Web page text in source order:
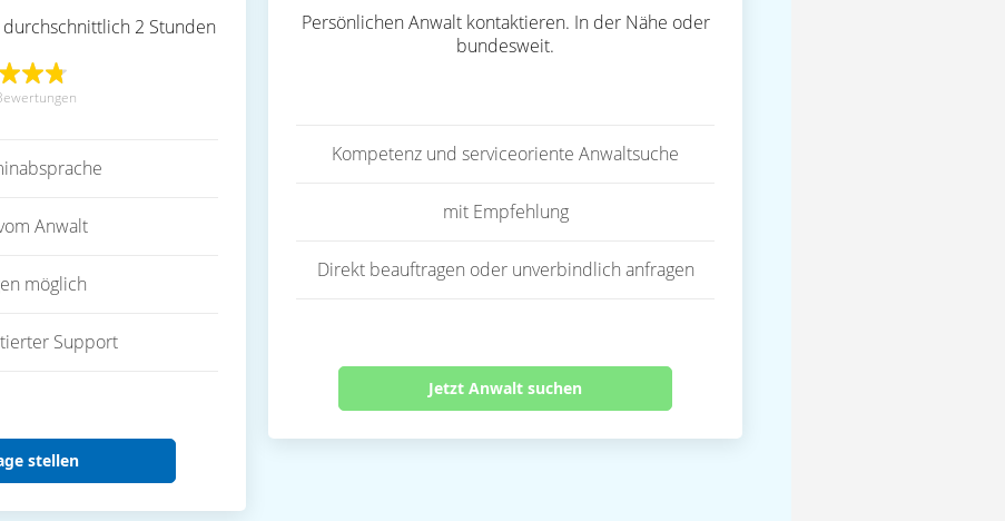
2 Stunden
Anwalt
möglich
Support
stellen
Persönlichen Anwalt kontaktieren. In der Nähe oder
bundesweit.
Kompetenz und serviceoriente Anwaltsuche
mit Empfehlung
Direkt beauftragen oder unverbindlich anfragen
Jetzt Anwalt suchen